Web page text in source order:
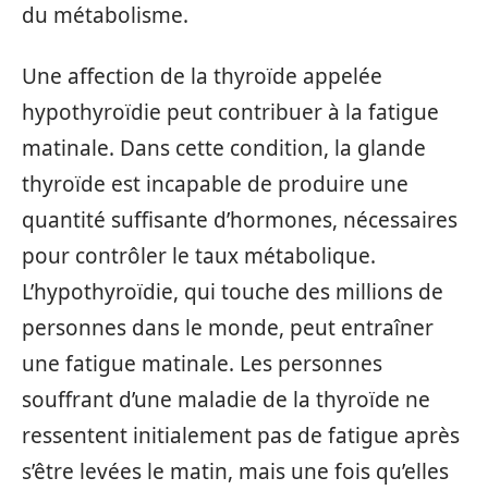
du métabolisme.
Une affection de la thyroïde appelée
hypothyroïdie peut contribuer à la fatigue
matinale. Dans cette condition, la glande
thyroïde est incapable de produire une
quantité suffisante d’hormones, nécessaires
pour contrôler le taux métabolique.
L’hypothyroïdie, qui touche des millions de
personnes dans le monde, peut entraîner
une fatigue matinale. Les personnes
souffrant d’une maladie de la thyroïde ne
ressentent initialement pas de fatigue après
s’être levées le matin, mais une fois qu’elles